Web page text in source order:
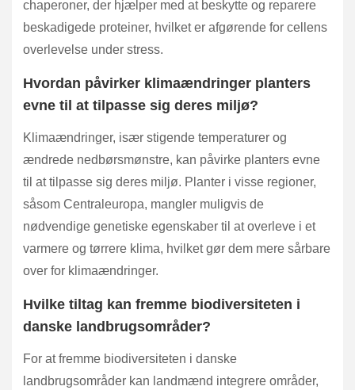
chaperoner, der hjælper med at beskytte og reparere
beskadigede proteiner, hvilket er afgørende for cellens
overlevelse under stress.
Hvordan påvirker klimaændringer planters
evne til at tilpasse sig deres miljø?
Klimaændringer, især stigende temperaturer og
ændrede nedbørsmønstre, kan påvirke planters evne
til at tilpasse sig deres miljø. Planter i visse regioner,
såsom Centraleuropa, mangler muligvis de
nødvendige genetiske egenskaber til at overleve i et
varmere og tørrere klima, hvilket gør dem mere sårbare
over for klimaændringer.
Hvilke tiltag kan fremme biodiversiteten i
danske landbrugsområder?
For at fremme biodiversiteten i danske
landbrugsområder kan landmænd integrere områder,